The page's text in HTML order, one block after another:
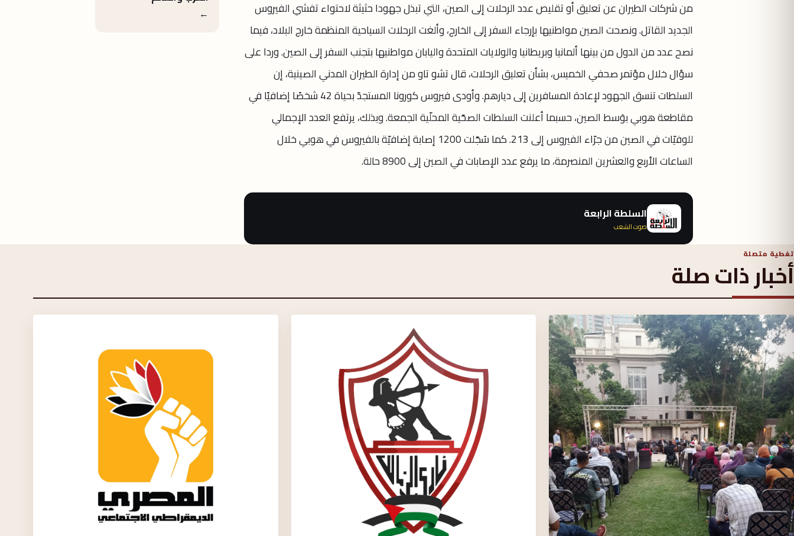
من شركات الطيران عن تعليق أو تقليص عدد الرحلات إلى الصين، التي تبذل جهودا حثيثة لاحتواء تفشي الفيروس
الجديد القاتل. ونصحت الصين مواطنيها بإرجاء السفر إلى الخارج، وألغت الرحلات السياحية المنظمة خارج البلاد، فيما
نصح عدد من الدول من بينها ألمانيا وبريطانيا والولايات المتحدة واليابان مواطنيها بتجنب السفر إلى الصين. وردا على
سؤال خلال مؤتمر صحفي الخميس، بشأن تعليق الرحلات، قال تشو تاو من إدارة الطيران المدني الصينية، إن
السلطات تنسق الجهود لإعادة المسافرين إلى ديارهم. وأودى فيروس كورونا المستجدّ بحياة 42 شخصًا إضافيًا في
مقاطعة هوبي بوَسط الصين، حسبما أعلنت السلطات الصحّية المحلّية الجمعة. وبذلك، يرتفع العدد الإجمالي
للوفيّات في الصين من جرّاء الفيروس إلى 213. كما سُجّلت 1200 إصابة إضافيّة بالفيروس في هوبي خلال
الساعات الأربع والعشرين المنصرمة، ما يرفع عدد الإصابات في الصين إلى 8900 حالة.
السلطة الرابعة
صوت الشعب
←
تغطية متصلة
أخبار ذات صلة